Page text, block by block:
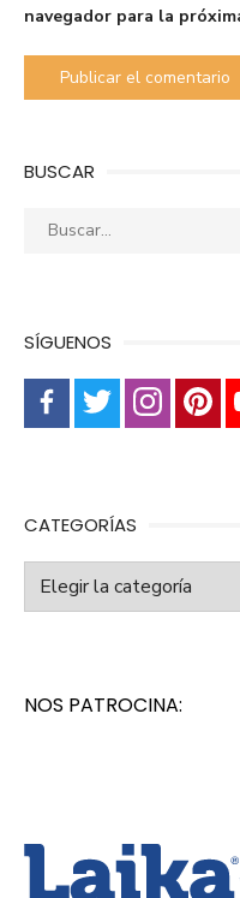
navegador para la
BUSCAR
Buscar:
SÍGUENOS
CATEGORÍAS
Categorías
NOS PATROCINA: